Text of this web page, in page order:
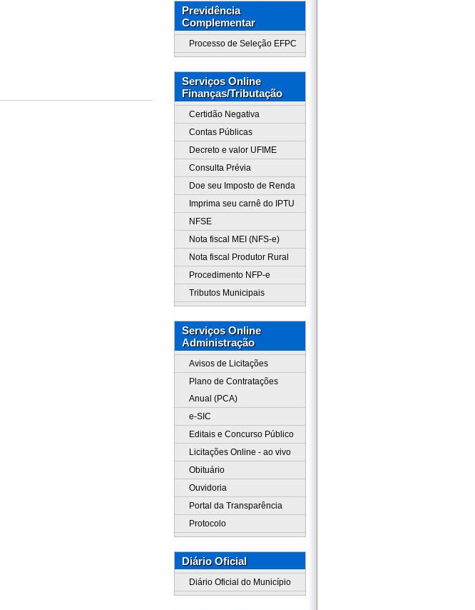
Previdência
Complementar
Processo de Seleção EFPC
Serviços Online
Finanças/Tributação
Certidão Negativa
Contas Públicas
Decreto e valor UFIME
Consulta Prévia
Doe seu Imposto de Renda
Imprima seu carnê do IPTU
NFSE
Nota fiscal MEI (NFS-e)
Nota fiscal Produtor Rural
Procedimento NFP-e
Tributos Municipais
Serviços Online
Administração
Avisos de Licitações
Plano de Contratações
Anual (PCA)
e-SIC
Editais e Concurso Público
Licitações Online - ao vivo
Obituário
Ouvidoria
Portal da Transparência
Protocolo
Diário Oficial
Diário Oficial do Município